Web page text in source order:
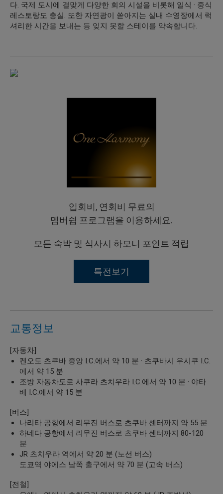
다. 국제 도시에 걸맞게 다양한 회의 시설을 비롯해 일식 · 중식
레스토랑도 충실. 또한 자연광이 쏟아지는 실내 수영장에서 럭
셔리한 시간을 보내는 등 잊지 못할 스테이를 약속합니다.
입회비, 연회비 무료의
멤버쉽 프로그램을 이용하세요.
모든 숙박 및 식사시 하모니 포인트 적립
특전보기
교통정보
[자동차]
켄오도 츠쿠바 중앙 I.C.에서 약 10 분 · 츠쿠바시 우시쿠 I.C.
에서 약 15 분
조방 자동차도로 사쿠라 츠치우라 I.C.에서 약 10 분 · 야타
베 I.C.에서 약 15 분
[버스]
나리타 공항에서 리무진 버스로 츠쿠바 센터까지 약 55 분
하네다 공항에서 리무진 버스로 츠쿠바 센터까지 80-120
분
JR 츠치우라 역에서 약 20 분 (노선 버스)
도쿄역 야에스 남쪽 출구에서 약 70 분 (고속 버스)
[전철]